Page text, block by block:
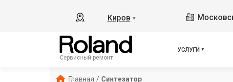
Киров ▼
Сервисный ремонт
УСЛУГИ
Главная / Синтезатор